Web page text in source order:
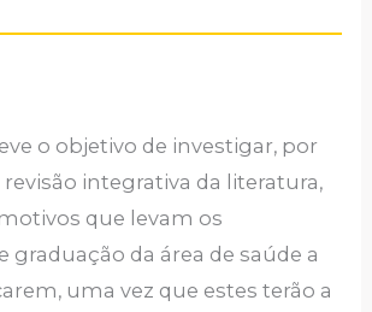
o objetivo de investigar, por
integrativa da literatura,
que levam os
graduação da área de saúde a
uma vez que estes terão a